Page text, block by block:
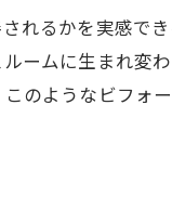
れるかを実感で
ームに生まれ変
のようなビフォ